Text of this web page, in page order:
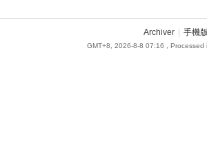
Archiver 手機版
GMT+8, 2026-8-8 07:16 , Processed